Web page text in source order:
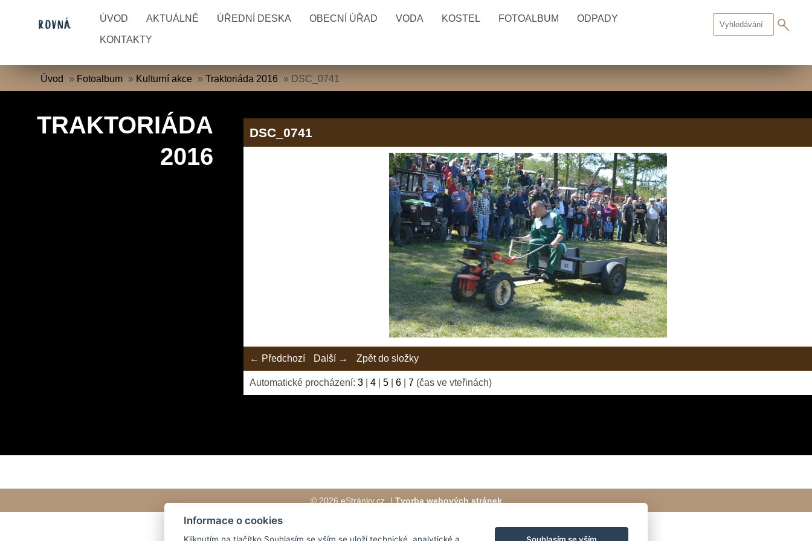
ÚVOD AKTUÁLNĚ ÚŘEDNÍ DESKA OBECNÍ ÚŘAD VODA KOSTEL FOTOALBUM ODPADY
KONTAKTY
Úvod » Fotoalbum » Kulturní akce »Traktoriáda 2016 » DSC_0741
TRAKTORIÁDA
2016
DSC_0741
← Předchozí Další → Zpět do složky
Automatické procházení:3 |4 |5 |6 |7 (čas ve vteřinách)
© 2026 eStránky.cz | Tvorba webových stránek
Informace o cookies